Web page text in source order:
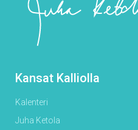
Kansat Kalliolla
Kalenteri
Juha Ketola